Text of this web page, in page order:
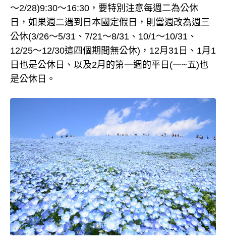
～2/28)9:30～16:30，要特別注意每週二為公休
日，如果週二遇到日本國定假日，則當週改為週三
公休(3/26～5/31、7/21～8/31、10/1～10/31、
12/25～12/30這四個期間無公休)，12月31日、1月1
日也是公休日、以及2月的第一週的平日(一~五)也
是公休日。